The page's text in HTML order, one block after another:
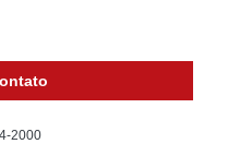
2000